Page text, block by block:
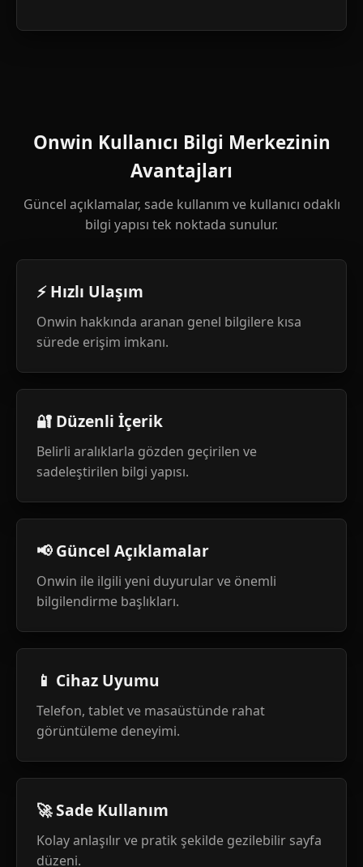
Onwin Kullanıcı Bilgi Merkezinin
Avantajları
Güncel açıklamalar, sade kullanım ve kullanıcı odaklı
bilgi yapısı tek noktada sunulur.
⚡ Hızlı Ulaşım
Onwin hakkında aranan genel bilgilere kısa
sürede erişim imkanı.
🔐 Düzenli İçerik
Belirli aralıklarla gözden geçirilen ve
sadeleştirilen bilgi yapısı.
📢 Güncel Açıklamalar
Onwin ile ilgili yeni duyurular ve önemli
bilgilendirme başlıkları.
📱 Cihaz Uyumu
Telefon, tablet ve masaüstünde rahat
görüntüleme deneyimi.
🚀 Sade Kullanım
Kolay anlaşılır ve pratik şekilde gezilebilir sayfa
düzeni.